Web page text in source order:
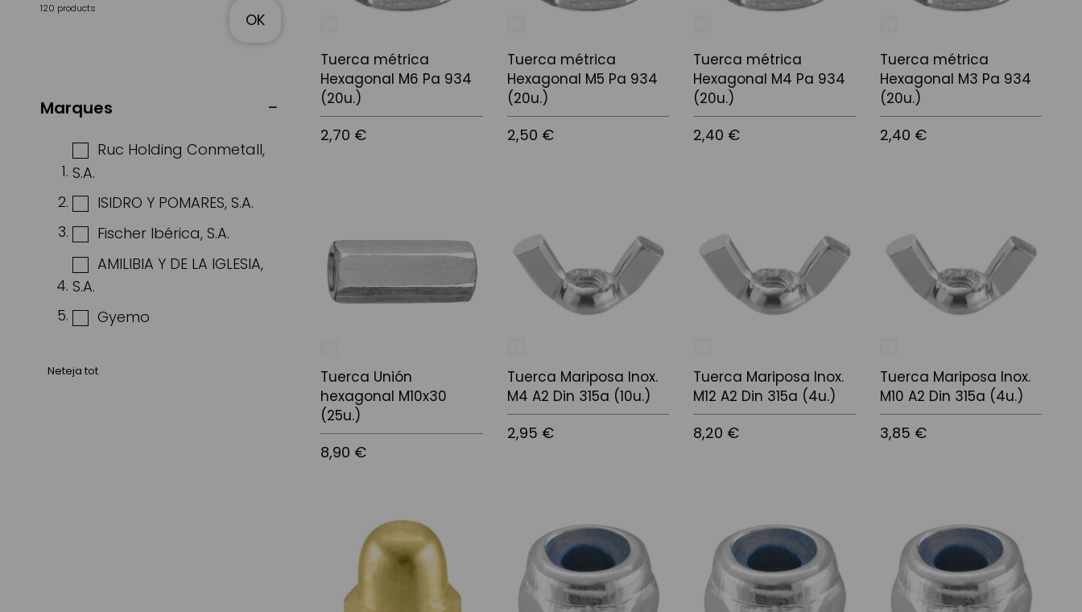
Tuerca métrica
Hexagonal M6 Pa 934
(20u.)
2,70 €
Tuerca métrica
Hexagonal M5 Pa 934
(20u.)
2,50 €
Tuerca métrica
Hexagonal M4 Pa 934
(20u.)
2,40 €
Tuerca métrica
Hexagonal M3 Pa 934
(20u.)
2,40 €
Tuerca Unión
hexagonal M10x30
(25u.)
8,90 €
Afegir a la cistella
Tuerca Mariposa Inox.
M4 A2 Din 315a (10u.)
2,95 €
Tuerca Mariposa Inox.
M12 A2 Din 315a (4u.)
8,20 €
Tuerca Mariposa Inox.
M10 A2 Din 315a (4u.)
3,85 €
120 products
OK
Marques
Ruc Holding Conmetall,
S.A.
ISIDRO Y POMARES, S.A.
Fischer Ibérica, S.A.
AMILIBIA Y DE LA IGLESIA,
S.A.
Gyemo
Neteja tot